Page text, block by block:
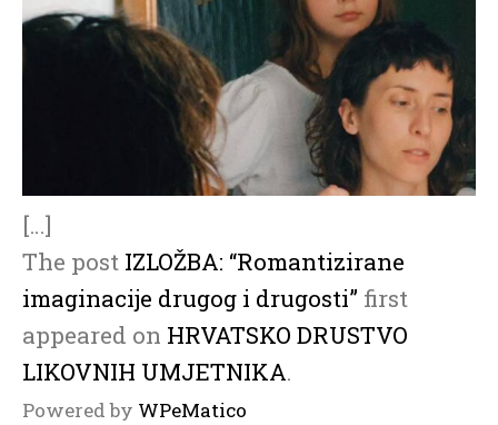
[…]
The post IZLOŽBA: “Romantizirane
imaginacije drugog i drugosti” first
appeared on HRVATSKO DRUSTVO
LIKOVNIH UMJETNIKA.
Powered by WPeMatico